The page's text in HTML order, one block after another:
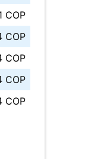
COP
COP
COP
COP
COP